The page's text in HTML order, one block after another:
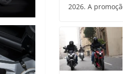
2026. A